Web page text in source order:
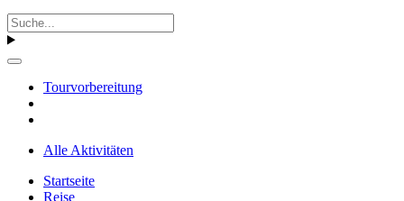
Tourvorbereitung
Alle Aktivitäten
Startseite
Reise